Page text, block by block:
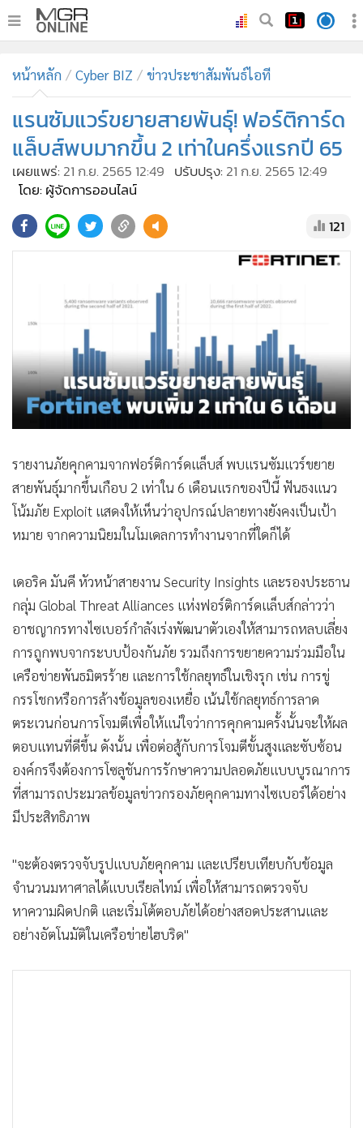
ทันเหตุการณ์
• ภาคใต้
ภูมิภาค
Online Section
บันเทิง
• ผู้จัดการรายวัน
• คอลัมนิสต์
Cyber BIZ
• Good health & Well-being
• Green Innovation & SD
Management & HR
• Infographic
• การเมือง
• ท่องเที่ยว
• กีฬา
• Special Scoop
• เศรษฐกิจ-ธุรกิจ
• จีน
ชุมชน-คุณภาพชีวิต
อาชญากรรม
•
Motoring
• เกม
• วิทยาศาสตร์
• SMEs
• หุ้น
• กองทุนรวม
• Celeb Online
• Factcheck
• ญี่ปุ่น
• News1
หน้าหลัก Cyber BIZ ข่าวประชาสัมพันธ์ไอที
แรนซัมแวร์ขยายสายพันธุ์! ฟอร์ติการ์ด
แล็บส์พบมากขึ้น 2 เท่าในครึ่งแรกปี 65
เผยแพร่: 21 ก.ย. 2565 12:49 ปรับปรุง: 21 ก.ย. 2565 12:49
โดย: ผู้จัดการออนไลน์
121
รายงานภัยคุกคามจากฟอร์ติการ์ดแล็บส์ พบแรนซัมแวร์ขยาย
สายพันธุ์มากขึ้นเกือบ 2 เท่าใน 6 เดือนแรกของปีนี้ ฟันธงแนว
โน้มภัย Exploit แสดงให้เห็นว่าอุปกรณ์ปลายทางยังคงเป็นเป้า
หมาย จากความนิยมในโมเดลการทำงานจากที่ใดก็ได้
เดอริค มันคี หัวหน้าสายงาน Security Insights และรองประธาน
กลุ่ม Global Threat Alliances แห่งฟอร์ติการ์ดแล็บส์กล่าวว่า
อาชญากรทางไซเบอร์กำลังเร่งพัฒนาตัวเองให้สามารถหลบเลี่ยง
การถูกพบจากระบบป้องกันภัย รวมถึงการขยายความร่วมมือใน
เครือข่ายพันธมิตรร้าย และการใช้กลยุทธ์ในเชิงรุก เช่น การขู่
กรรโชกหรือการล้างข้อมูลของเหยื่อ เน้นใช้กลยุทธ์การลาด
ตระเวนก่อนการโจมตีเพื่อให้แน่ใจว่าการคุกคามครั้งนั้นจะให้ผล
ตอบแทนที่ดีขึ้น ดังนั้น เพื่อต่อสู้กับการโจมตีขั้นสูงและซับซ้อน
องค์กรจึงต้องการโซลูชันการรักษาความปลอดภัยแบบบูรณาการ
ที่สามารถประมวลข้อมูลข่าวกรองภัยคุกคามทางไซเบอร์ได้อย่าง
มีประสิทธิภาพ
"จะต้องตรวจจับรูปแบบภัยคุกคาม และเปรียบเทียบกับข้อมูล
จำนวนมหาศาลได้แบบเรียลไทม์ เพื่อให้สามารถตรวจจับ
หาความผิดปกติ และเริ่มโต้ตอบภัยได้อย่างสอดประสานและ
อย่างอัตโนมัติในเครือข่ายไฮบริด"